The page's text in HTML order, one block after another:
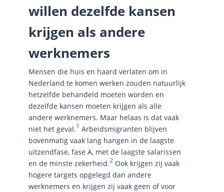
willen dezelfde kansen
krijgen als andere
werknemers
Mensen die huis en haard verlaten om in
Nederland te komen werken zouden natuurlijk
hetzelfde behandeld moeten worden en
dezelfde kansen moeten krijgen als alle
andere werknemers. Maar helaas is dat vaak
niet het geval.1 Arbeidsmigranten blijven
bovenmatig vaak lang hangen in de laagste
uitzendfase, fase A, met de laagste salarissen
en de minste zekerheid.2Ook krijgen zij vaak
hogere targets opgelegd dan andere
werknemers en krijgen zij vaak geen of voor